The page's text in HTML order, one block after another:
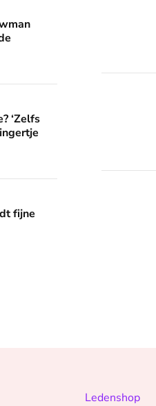
de dag met een kopje
vloeken, kun je beter niet
‘Zelfs
fijne
Margje
Patrick
Wat we
Ledenshop